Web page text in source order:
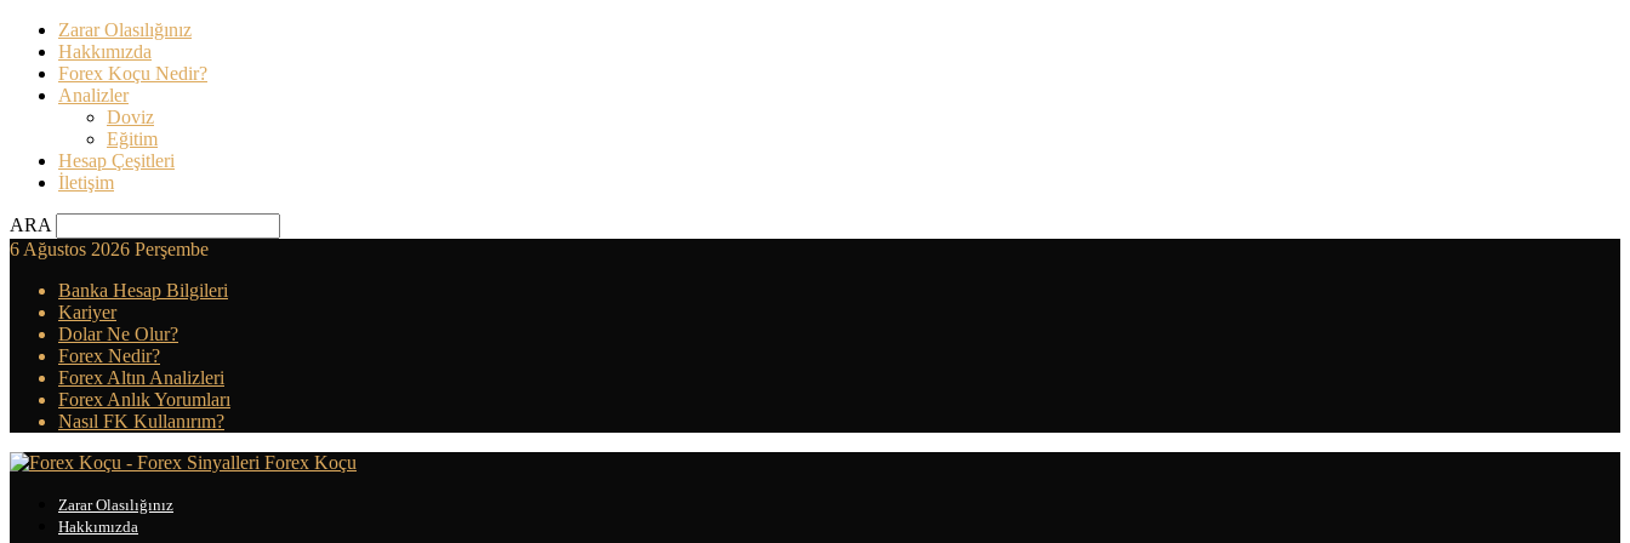
Zarar Olasılığınız
Hakkımızda
Forex Koçu Nedir?
Analizler
Doviz
Eğitim
Hesap Çeşitleri
İletişim
ARA
6 Ağustos 2026 Perşembe
Banka Hesap Bilgileri
Kariyer
Dolar Ne Olur?
Forex Nedir?
Forex Altın Analizleri
Forex Anlık Yorumları
Nasıl FK Kullanırım?
Forex Koçu
Zarar Olasılığınız
Hakkımızda